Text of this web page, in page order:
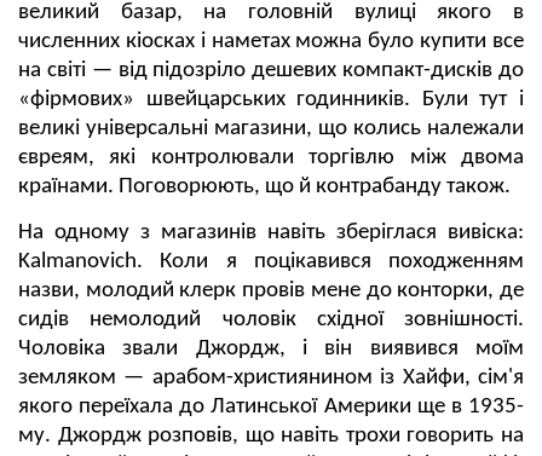
великий базар, на головній вулиці якого в
численних кіосках і наметах можна було купити все
на світі — від підозріло дешевих компакт-дисків до
«фірмових» швейцарських годинників. Були тут і
великі універсальні магазини, що колись належали
євреям, які контролювали торгівлю між двома
країнами. Поговорюють, що й контрабанду також.
На одному з магазинів навіть зберіглася вивіска:
Kalmanovich. Коли я поцікавився походженням
назви, молодий клерк провів мене до конторки, де
сидів немолодий чоловік східної зовнішності.
Чоловіка звали Джордж, і він виявився моїм
земляком — арабом-християнином із Хайфи, сім'я
якого переїхала до Латинської Америки ще в 1935-
му. Джордж розповів, що навіть трохи говорить на